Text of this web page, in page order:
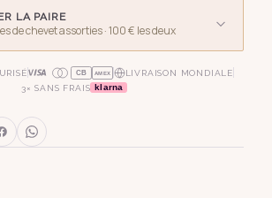
LA PAIRE
de chevet assorties· 100 € les deux
CB AMEX
LIVRAISON MONDIALE
3× SANS FRAIS klarna